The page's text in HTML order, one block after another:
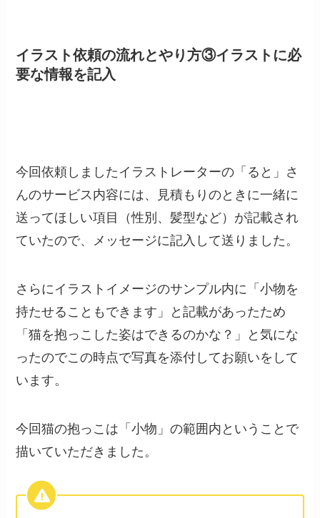
イラスト依頼の流れとやり方③イラストに必
要な情報を記入
今回依頼しましたイラストレーターの「ると」さ
んのサービス内容には、見積もりのときに一緒に
送ってほしい項目（性別、髪型など）が記載され
ていたので、メッセージに記入して送りました。
さらにイラストイメージのサンプル内に「小物を
持たせることもできます」と記載があったため
「猫を抱っこした姿はできるのかな？」と気にな
ったのでこの時点で写真を添付してお願いをして
います。
今回猫の抱っこは「小物」の範囲内ということで
描いていただきました。